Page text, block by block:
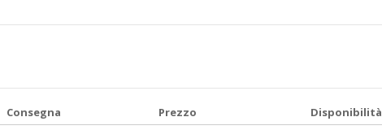
Consegna Prezzo Disponibilità